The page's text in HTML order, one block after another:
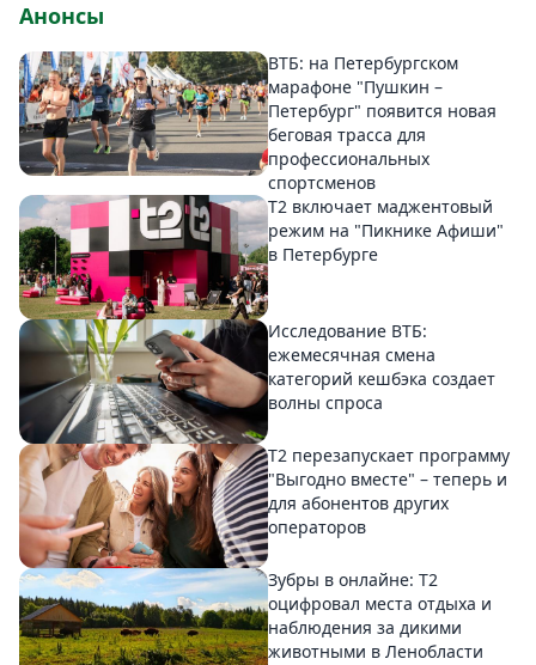
Анонсы
ВТБ: на Петербургском
марафоне "Пушкин –
Петербург" появится новая
беговая трасса для
профессиональных
спортсменов
Т2 включает маджентовый
режим на "Пикнике Афиши"
в Петербурге
Исследование ВТБ:
ежемесячная смена
категорий кешбэка создает
волны спроса
Т2 перезапускает программу
"Выгодно вместе" – теперь и
для абонентов других
операторов
Зубры в онлайне: Т2
оцифровал места отдыха и
наблюдения за дикими
животными в Ленобласти